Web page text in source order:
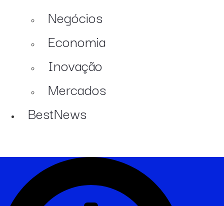
Negócios
Economia
Inovação
Mercados
BestNews